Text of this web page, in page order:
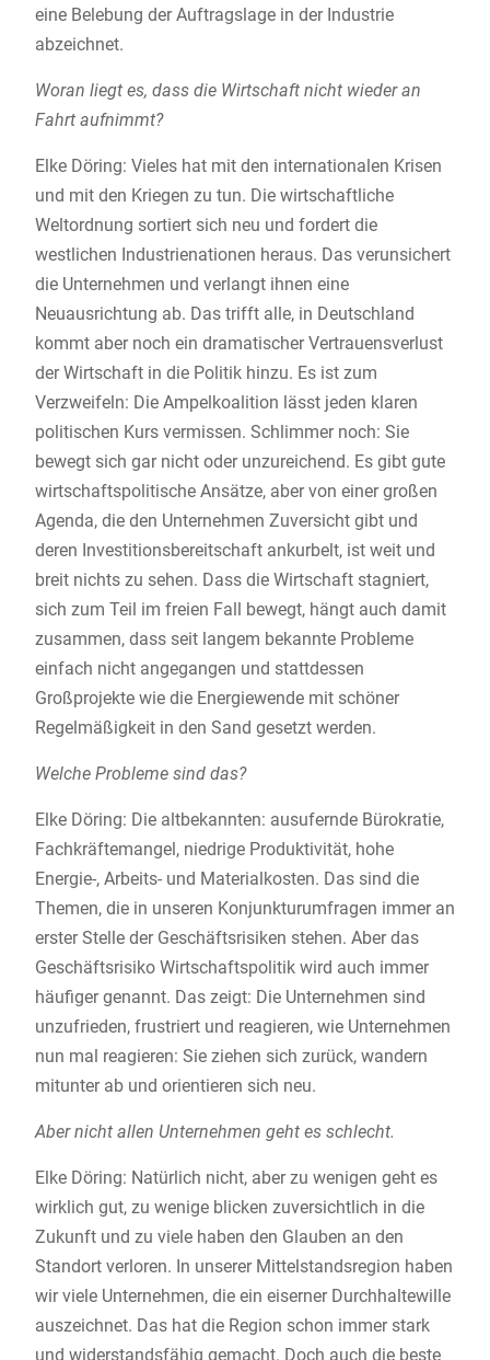
eine Belebung der Auftragslage in der Industrie
abzeichnet.
Woran liegt es, dass die Wirtschaft nicht wieder an
Fahrt aufnimmt?
Elke Döring: Vieles hat mit den internationalen Krisen
und mit den Kriegen zu tun. Die wirtschaftliche
Weltordnung sortiert sich neu und fordert die
westlichen Industrienationen heraus. Das verunsichert
die Unternehmen und verlangt ihnen eine
Neuausrichtung ab. Das trifft alle, in Deutschland
kommt aber noch ein dramatischer Vertrauensverlust
der Wirtschaft in die Politik hinzu. Es ist zum
Verzweifeln: Die Ampelkoalition lässt jeden klaren
politischen Kurs vermissen. Schlimmer noch: Sie
bewegt sich gar nicht oder unzureichend. Es gibt gute
wirtschaftspolitische Ansätze, aber von einer großen
Agenda, die den Unternehmen Zuversicht gibt und
deren Investitionsbereitschaft ankurbelt, ist weit und
breit nichts zu sehen. Dass die Wirtschaft stagniert,
sich zum Teil im freien Fall bewegt, hängt auch damit
zusammen, dass seit langem bekannte Probleme
einfach nicht angegangen und stattdessen
Großprojekte wie die Energiewende mit schöner
Regelmäßigkeit in den Sand gesetzt werden.
Welche Probleme sind das?
Elke Döring: Die altbekannten: ausufernde Bürokratie,
Fachkräftemangel, niedrige Produktivität, hohe
Energie-, Arbeits- und Materialkosten. Das sind die
Themen, die in unseren Konjunkturumfragen immer an
erster Stelle der Geschäftsrisiken stehen. Aber das
Geschäftsrisiko Wirtschaftspolitik wird auch immer
häufiger genannt. Das zeigt: Die Unternehmen sind
unzufrieden, frustriert und reagieren, wie Unternehmen
nun mal reagieren: Sie ziehen sich zurück, wandern
mitunter ab und orientieren sich neu.
Aber nicht allen Unternehmen geht es schlecht.
Elke Döring: Natürlich nicht, aber zu wenigen geht es
wirklich gut, zu wenige blicken zuversichtlich in die
Zukunft und zu viele haben den Glauben an den
Standort verloren. In unserer Mittelstandsregion haben
wir viele Unternehmen, die ein eiserner Durchhaltewille
auszeichnet. Das hat die Region schon immer stark
und widerstandsfähig gemacht. Doch auch die beste